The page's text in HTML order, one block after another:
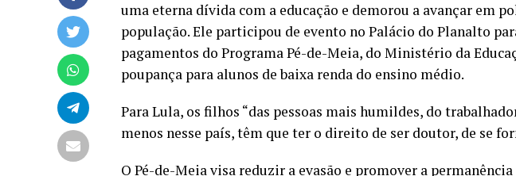
uma eterna dívida com a educação e demorou a avançar em
população. Ele participou de evento no Palácio do Planalto
pagamentos do Programa Pé-de-Meia, do Ministério da
poupança para alunos de baixa renda do ensino médio.
Para Lula, os filhos “das pessoas mais humildes, do
menos nesse país, têm que ter o direito de ser doutor, de se
O Pé-de-Meia visa reduzir a evasão e promover a